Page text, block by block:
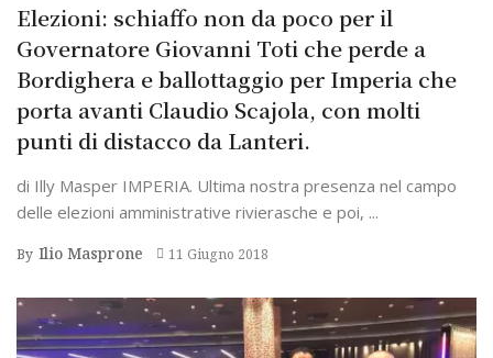
Elezioni: schiaffo non da poco per il
Governatore Giovanni Toti che perde a
Bordighera e ballottaggio per Imperia che
porta avanti Claudio Scajola, con molti
punti di distacco da Lanteri.
di Illy Masper IMPERIA. Ultima nostra presenza nel campo
delle elezioni amministrative rivierasche e poi, ...
By Ilio Masprone 11 Giugno 2018